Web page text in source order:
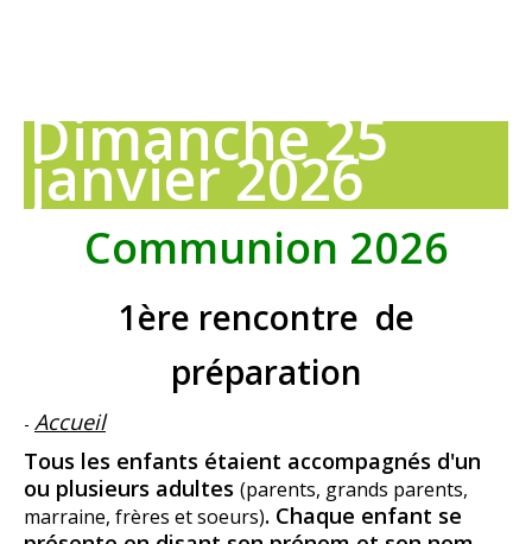
Dimanche 25
janvier 2026
Communion 2026
1ère rencontre de
préparation
- Accueil
Tous les enfants étaient accompagnés d'un
ou plusieurs adultes (parents, grands parents,
marraine, frères et soeurs). Chaque enfant se